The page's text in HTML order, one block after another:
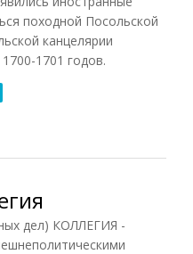
походной Посольской
канцелярии
1701 годов.
дел) КОЛЛЕГИЯ -